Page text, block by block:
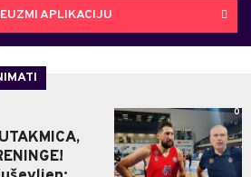
APLIKACIJU
0